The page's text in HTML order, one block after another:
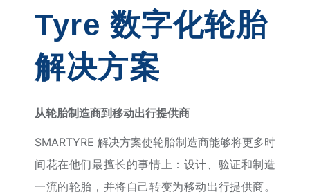
Tyre 数字化轮胎
解决方案
从轮胎制造商到移动出行提供商
SMARTYRE 解决方案使轮胎制造商能够将更多时
间花在他们最擅长的事情上：设计、验证和制造
一流的轮胎，并将自己转变为移动出行提供商。